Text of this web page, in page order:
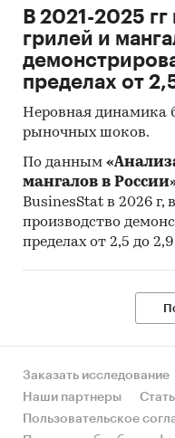
В 2021-2025
грилей и
пределах от
Неровная динамика
рыночных шоков.
По данным
мангалов в
BusinesStat в 2026 г,
производство
пределах от 2,5 до
Заказать исследование
Наши партнеры
Пользовательское